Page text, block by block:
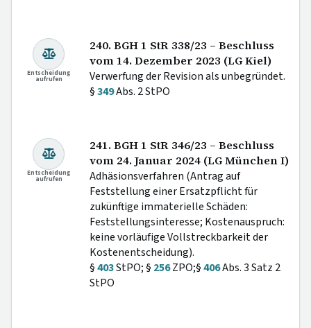
Entscheidung
aufrufen
240. BGH 1 StR 338/23 – Beschluss
vom 14. Dezember 2023 (LG Kiel)
Verwerfung der Revision als unbegründet.
§349Abs. 2 StPO
Entscheidung
aufrufen
241. BGH 1 StR 346/23 – Beschluss
vom 24. Januar 2024 (LG München I)
Adhäsionsverfahren (Antrag auf
Feststellung einer Ersatzpflicht für
zukünftige immaterielle Schäden:
Feststellungsinteresse; Kostenauspruch:
keine vorläufige Vollstreckbarkeit der
Kostenentscheidung).
§403StPO; § 256ZPO;§406Abs. 3 Satz 2
StPO